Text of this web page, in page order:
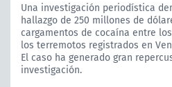
Una investigación periodística
hallazgo de 250 millones de
cargamentos de cocaína entre
los terremotos registrados en
El caso ha generado gran
investigación.